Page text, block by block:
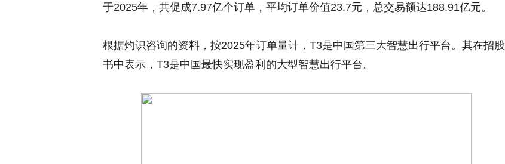
于2025年，共促成7.97亿个订单，平均订单价值23.7元，总交易额达188.91亿元。
根据灼识咨询的资料，按2025年订单量计，T3是中国第三大智慧出行平台。其在招股
书中表示，T3是中国最快实现盈利的大型智慧出行平台。